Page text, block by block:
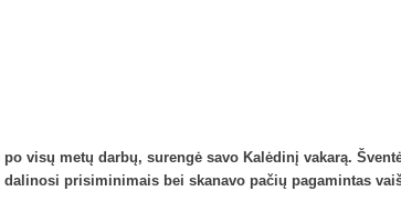
visų metų darbų, surengė savo Kalėdinį vakarą.
prisiminimais bei skanavo pačių pagamintas